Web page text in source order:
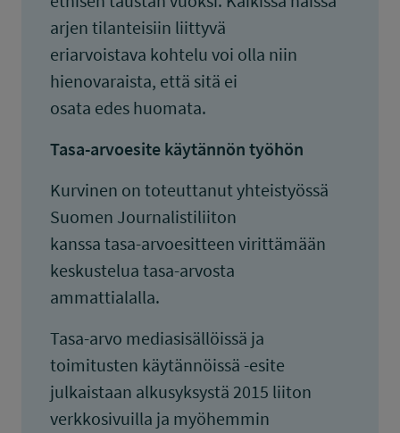
arjen tilanteisiin liittyvä
eriarvoistava kohtelu voi olla niin
hienovaraista, että sitä ei
osata edes huomata.
Tasa-arvoesite käytännön työhön
Kurvinen on toteuttanut yhteistyössä
Suomen Journalistiliiton
kanssa tasa-arvoesitteen virittämään
keskustelua tasa-arvosta
ammattialalla.
Tasa-arvo mediasisällöissä ja
toimitusten käytännöissä -esite
julkaistaan alkusyksystä 2015 liiton
verkkosivuilla ja myöhemmin